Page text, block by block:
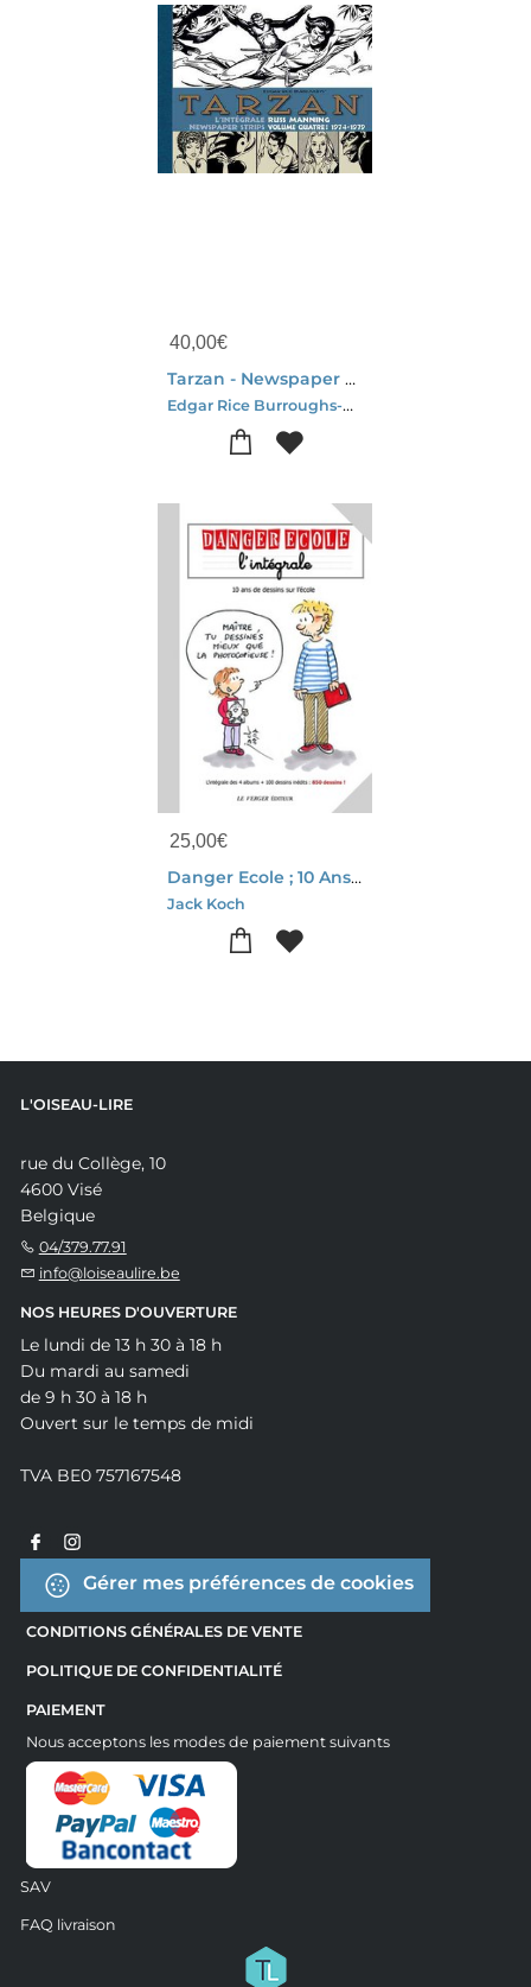
40,00€
Tarzan - Newspaper Strips : Integrale Vol.4 : 1974-1979
Edgar Rice Burroughs-Russ Manning
25,00€
Danger Ecole ; 10 Ans De Dessin Sur L'ecole ; Integrale
Jack Koch
L'OISEAU-LIRE
rue du Collège, 10
4600 Visé
Belgique
04/379.77.91
info@loiseaulire.be
NOS HEURES D'OUVERTURE
Le lundi de 13 h 30 à 18 h
Du mardi au samedi
de 9 h 30 à 18 h
Ouvert sur le temps de midi
TVA BE0 757167548
Gérer mes préférences de cookies
CONDITIONS GÉNÉRALES DE VENTE
POLITIQUE DE CONFIDENTIALITÉ
PAIEMENT
Nous acceptons les modes de paiement suivants
SAV
FAQ livraison